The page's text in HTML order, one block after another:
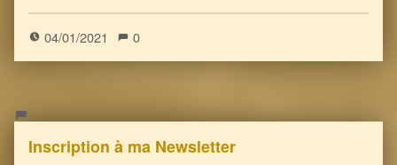
04/01/2021 0
Inscription à ma Newsletter